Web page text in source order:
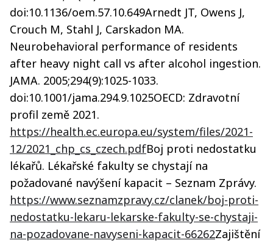
doi:10.1136/oem.57.10.649Arnedt JT, Owens J,
Crouch M, Stahl J, Carskadon MA.
Neurobehavioral performance of residents
after heavy night call vs after alcohol ingestion.
JAMA. 2005;294(9):1025-1033.
doi:10.1001/jama.294.9.1025OECD: Zdravotní
profil země 2021.
https://health.ec.europa.eu/system/files/2021-
12/2021_chp_cs_czech.pdfBoj proti nedostatku
lékařů. Lékařské fakulty se chystají na
požadované navýšení kapacit – Seznam Zprávy.
https://www.seznamzpravy.cz/clanek/boj-proti-
nedostatku-lekaru-lekarske-fakulty-se-chystaji-
na-pozadovane-navyseni-kapacit-66262Zajištění